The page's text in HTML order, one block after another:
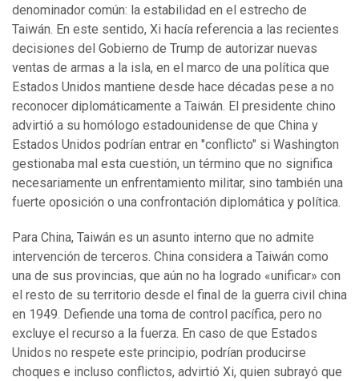
denominador común: la estabilidad en el estrecho de
Taiwán. En este sentido, Xi hacía referencia a las recientes
decisiones del Gobierno de Trump de autorizar nuevas
ventas de armas a la isla, en el marco de una política que
Estados Unidos mantiene desde hace décadas pese a no
reconocer diplomáticamente a Taiwán. El presidente chino
advirtió a su homólogo estadounidense de que China y
Estados Unidos podrían entrar en "conflicto" si Washington
gestionaba mal esta cuestión, un término que no significa
necesariamente un enfrentamiento militar, sino también una
fuerte oposición o una confrontación diplomática y política.
Para China, Taiwán es un asunto interno que no admite
intervención de terceros. China considera a Taiwán como
una de sus provincias, que aún no ha logrado «unificar» con
el resto de su territorio desde el final de la guerra civil china
en 1949. Defiende una toma de control pacífica, pero no
excluye el recurso a la fuerza. En caso de que Estados
Unidos no respete este principio, podrían producirse
choques e incluso conflictos, advirtió Xi, quien subrayó que